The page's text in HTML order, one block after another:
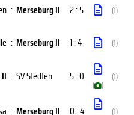
: Merseburg II 2 : 5 (1)
: Merseburg II 1 : 4 (1)
: SV Stedten 5 : 0
( )
(1)
: Merseburg II 0 : 4 (1)